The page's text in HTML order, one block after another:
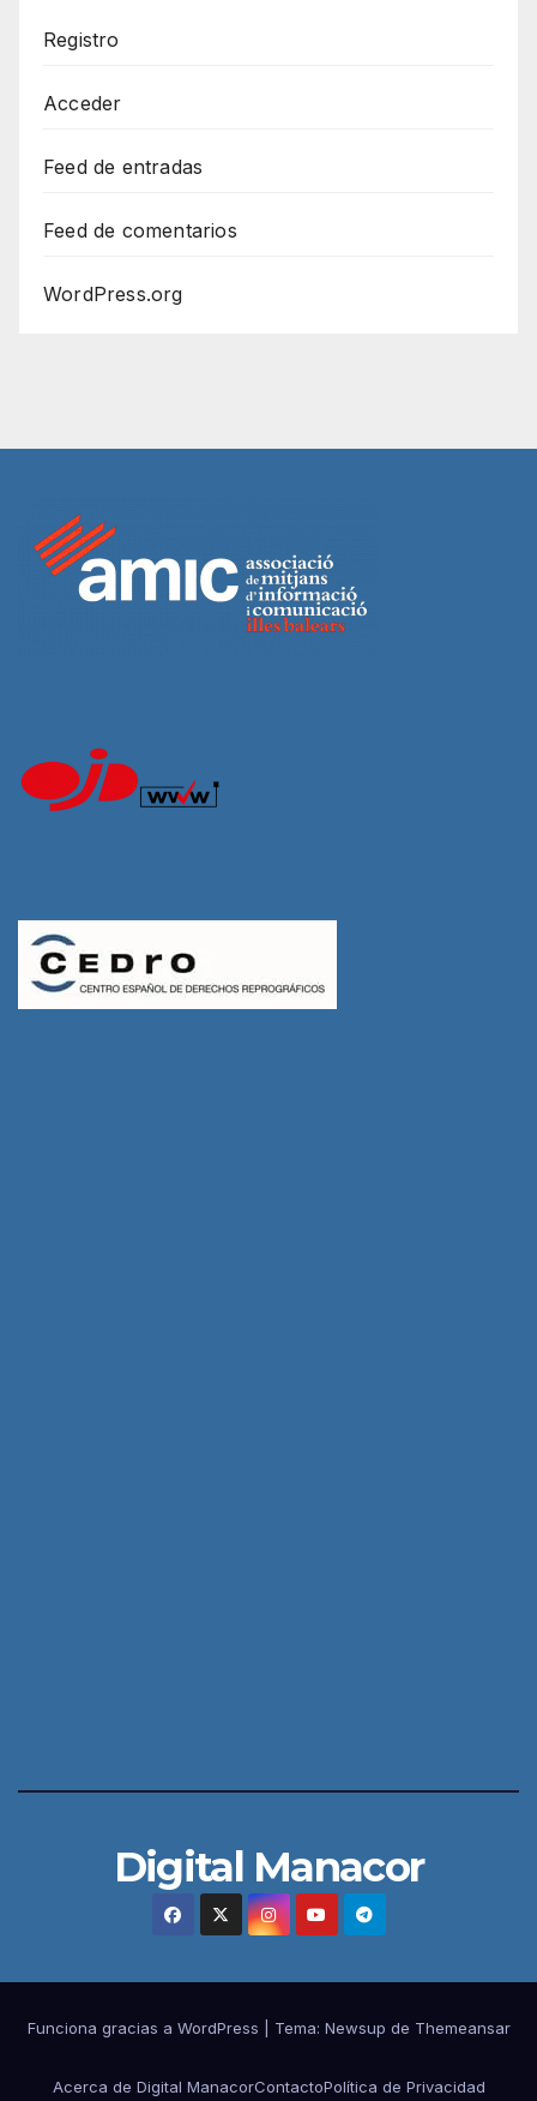
Registro
Acceder
Feed de entradas
Feed de comentarios
WordPress.org
Digital Manacor
Funciona gracias a WordPress Tema: Newsup de Themeansar
Acerca de Digital ManacorContactoPolítica de Privacidad